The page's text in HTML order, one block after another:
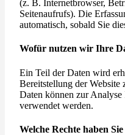
(z. B. Internetbrowser,
Seitenaufrufs). Die
automatisch, sobald Sie
Wofür nutzen wir Ihre
Ein Teil der Daten wird
Bereitstellung der Website
Daten können zur Analyse
verwendet werden.
Welche Rechte haben